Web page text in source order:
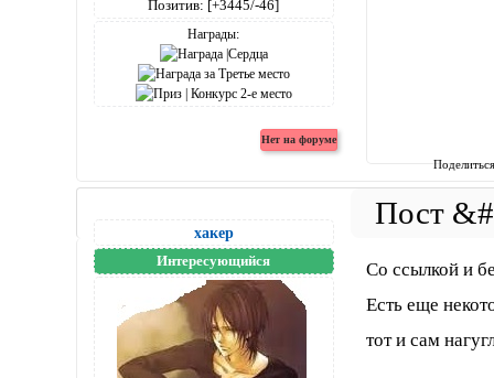
Позитив: [+3445/-46]
Награды:
хакер
Интересующийся
Со ссылкой и
Есть еще
тот и сам